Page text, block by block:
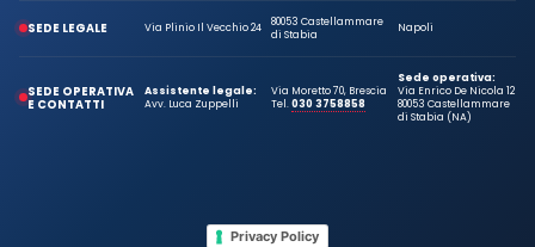
SEDE LEGALE Via Plinio Il Vecchio 24
80053 Castellammare
di Stabia
Napoli
SEDE OPERATIVA
E CONTATTI
Assistente legale:
Avv. Luca Zuppelli
Via Moretto 70, Brescia
Tel.030 3758858
Sede operativa:
Via Enrico De Nicola 12
80053 Castellammare
di Stabia (NA)
Privacy Policy